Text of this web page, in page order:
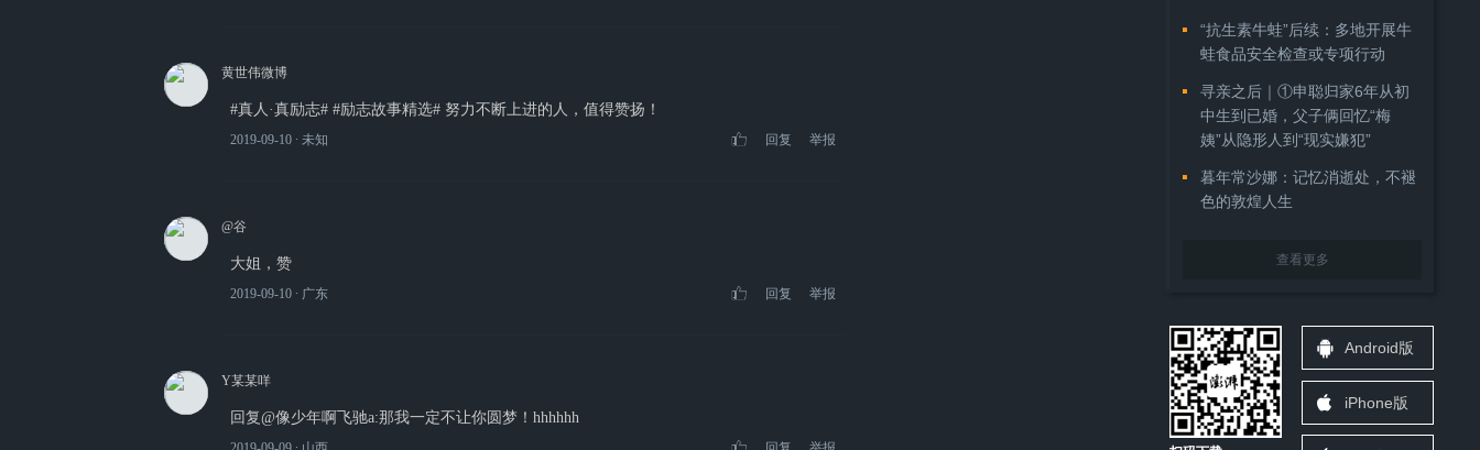
黄世伟微博
#真人·真励志# #励志故事精选# 努力不断上进的人，值得赞扬！
2019-09-10 ∙ 未知 回复 举报
@谷
大姐，赞
2019-09-10 ∙ 广东 回复 举报
Y某某咩
回复@像少年啊飞驰a:那我一定不让你圆梦！hhhhhh
“抗生素牛蛙”后续：多地开展牛
蛙食品安全检查或专项行动
寻亲之后｜①申聪归家6年从初
中生到已婚，父子俩回忆“梅
姨”从隐形人到“现实嫌犯”
暮年常沙娜：记忆消逝处，不褪
色的敦煌人生
查看更多
Android版
iPhone版